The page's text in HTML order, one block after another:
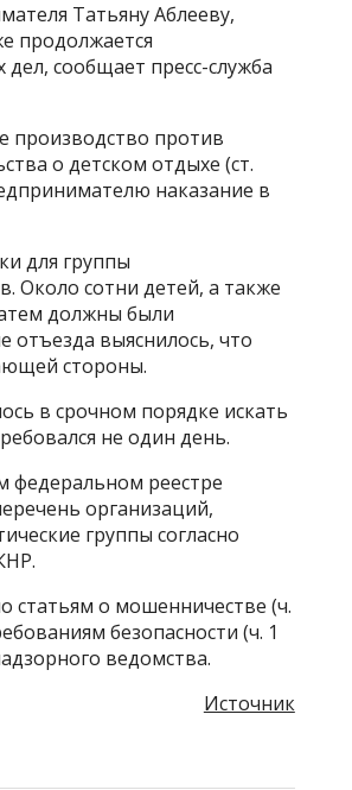
Татьяну Аблееву,
продолжается
сообщает пресс-служба
производство против
о детском отдыхе (ст.
наказание в
для группы
Около сотни детей, а также
должны были
отъезда выяснилось, что
стороны.
в срочном порядке искать
не один день.
федеральном реестре
организаций,
группы согласно
статьям о мошенничестве (ч.
безопасности (ч. 1
ведомства.
Источник